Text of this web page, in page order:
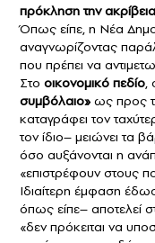
πρόκληση την ακρίβεια
Όπως είπε, η Νέα
αναγνωρίζοντας
που πρέπει να
Στο οικονομικό πεδίο,
συμβόλαιο» ως προς
καταγράφει τον
τον ίδιο– μειώνει τα
όσο αυξάνονται η
«επιστρέφουν στους
Ιδιαίτερη έμφαση
όπως είπε– αποτελεί
«δεν πρόκειται να